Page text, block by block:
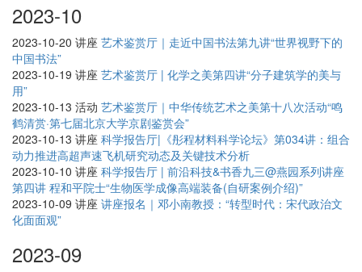
2023-10
2023-10-20 讲座 艺术鉴赏厅｜走近中国书法第九讲“世界视野下的
中国书法”
2023-10-19 讲座 艺术鉴赏厅 | 化学之美第四讲“分子建筑学的美与
用”
2023-10-13 活动 艺术鉴赏厅｜中华传统艺术之美第十八次活动“鸣
鹤清赏·第七届北京大学京剧鉴赏会”
2023-10-13 讲座 科学报告厅|《彤程材料科学论坛》第034讲：组合
动力推进高超声速飞机研究动态及关键技术分析
2023-10-10 讲座 科学报告厅 | 前沿科技&书香九三@燕园系列讲座
第四讲 程和平院士“生物医学成像高端装备(自研案例介绍)”
2023-10-09 讲座 讲座报名｜邓小南教授：“转型时代：宋代政治文
化面面观”
2023-09